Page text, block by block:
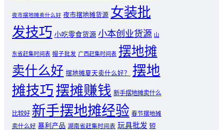
夜市摆地摊卖什么好 夜市摆地摊货源 女装批
发技巧 小吃零食货源 小本创业货源 山
东省赶集时间表 帽子批发 广西赶集时间表 摆地摊
卖什么好 摆地摊夏天卖什么好？
摆地
摊技巧摆摊赚钱 新手摆地摊卖什么
比较好 新手摆地摊经验 春节摆地摊
卖什么好 暴利产品 湖南省赶集时间表 玩具批发 短